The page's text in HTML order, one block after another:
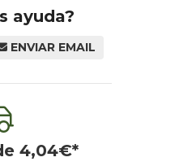
ayuda?
ENVIAR EMAIL
4,04€*